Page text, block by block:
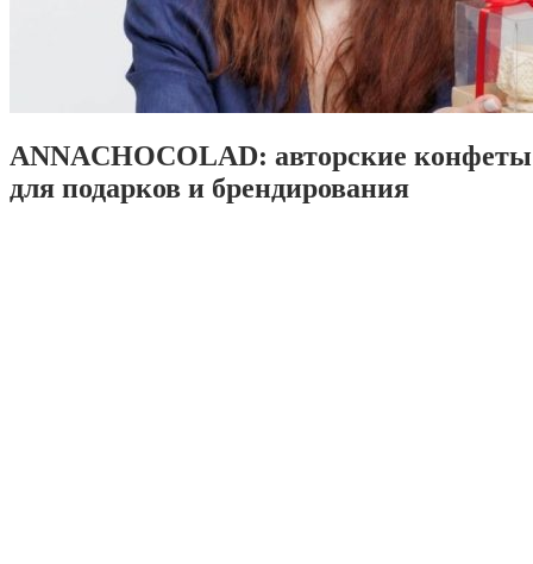
ANNACHOCOLAD: авторские
для подарков и брендирования